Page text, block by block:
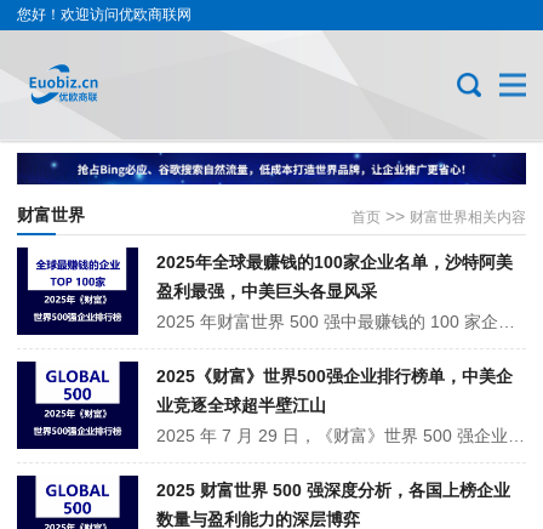
您好！欢迎访问优欧商联网
首页 >> 财富世界相关内容
财富世界
2025年全球最赚钱的100家企业名单，沙特阿美
盈利最强，中美巨头各显风采
2025 年财富世界 500 强中最赚钱的 100 家企业榜单揭晓。沙特阿美拔得头筹，凸显资源型企业超强吸金力。美国科技与金融巨头如 Alphabet、苹果等闪耀前列，展现其领域优势。中国企业也有亮点，工商银行等金融及中国石油等能源企业上榜，反映中国经济崛起与企业竞争力提升。此榜单呈现全球企业盈利格局与···
2025《财富》世界500强企业排行榜单，中美企
业竞逐全球超半壁江山
2025 年 7 月 29 日，《财富》世界 500 强企业排行榜重磅发布。上榜企业营收总和超 41.7 万亿美元，占全球 GDP 超三分之一，上榜门槛提至 322 亿美元。沃尔玛连续 12 年登顶，国家电网位列第三。中美日三国企业数量、营收与利润均超总量 60%，中国 130 家企业上榜。汽车、互联网等行业亮点频出，比亚迪···
2025 财富世界 500 强深度分析，各国上榜企业
数量与盈利能力的深层博弈